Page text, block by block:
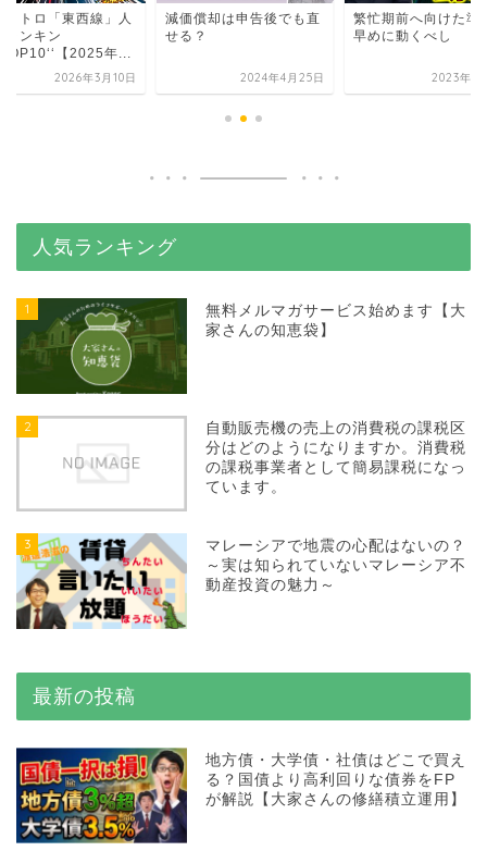
メトロ「東西線」人
ランキン
【2025年...
2026年3月10日
減価償却は申告後でも直
せる？
2024年4月25日
繁忙期前へ向けた準
早めに動くべし
2023年11
人気ランキング
1
無料メルマガサービス始めます【大
家さんの知恵袋】
2
自動販売機の売上の消費税の課税区
分はどのようになりますか。消費税
の課税事業者として簡易課税になっ
ています。
3
マレーシアで地震の心配はないの？
～実は知られていないマレーシア不
動産投資の魅力～
最新の投稿
地方債・大学債・社債はどこで買え
る？国債より高利回りな債券をFP
が解説【大家さんの修繕積立運用】